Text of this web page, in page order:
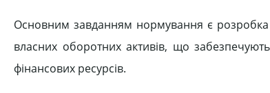
Основним завданням нормування є
власних оборотних активів, що
фінансових ресурсів.